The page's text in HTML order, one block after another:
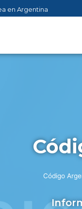
en Argentina
Código